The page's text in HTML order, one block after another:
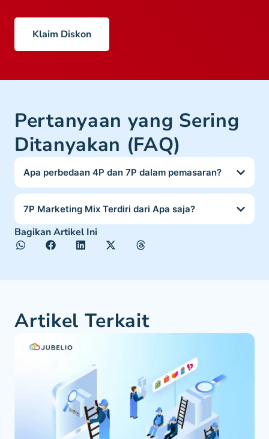
Klaim Diskon
Pertanyaan yang Sering
Ditanyakan (FAQ)
Apa perbedaan 4P dan 7P dalam pemasaran?
7P Marketing Mix Terdiri dari Apa saja?
Bagikan Artikel Ini
Artikel Terkait